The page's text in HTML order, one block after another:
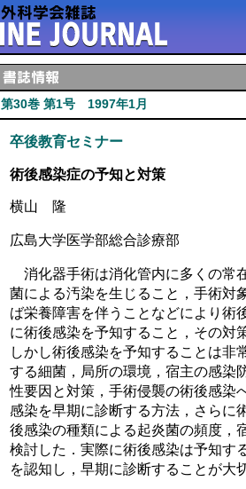
第30巻 第1号 1997年1月
卒後教育セミナー
術後感染症の予知と対策
横山 隆
広島大学医学部総合診療部
消化器手術は消化管内に多くの常
菌による汚染を生じること，手術対
ば栄養障害を伴うことなどにより術
に術後感染を予知すること，その対
しかし術後感染を予知することは非
する細菌，局所の環境，宿主の感染
性要因と対策，手術侵襲の術後感染
感染を早期に診断する方法，さらに
後感染の種類による起炎菌の頻度，
検討した．実際に術後感染は予知す
を認知し，早期に診断することが大